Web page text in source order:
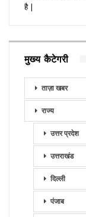
है |
मुख्य कैटेगरी
ताज़ा खबर
राज्य
उत्तर प्रदेश
उत्तराखंड
दिल्ली
पंजाब